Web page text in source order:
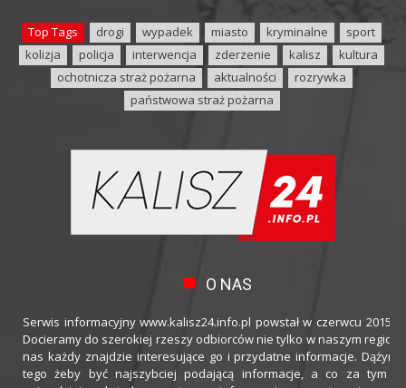
Top Tags drogi wypadek miasto kryminalne
sport
kolizja
policja interwencja zderzenie kalisz
kultura
ochotnicza straż pożarna
aktualności
rozrywka
państwowa straż pożarna
O NAS
Serwis informacyjny www.kalisz24.info.pl powstał w czerwcu 2015
Docieramy do szerokiej rzeszy odbiorców nie tylko w naszym
nas każdy znajdzie interesujące go i przydatne informacje.
tego żeby być najszybciej podającą informacje, a co za tym